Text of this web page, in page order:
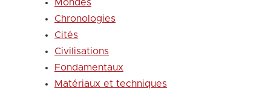
Mondes
Chronologies
Cités
Civilisations
Fondamentaux
Matériaux et techniques